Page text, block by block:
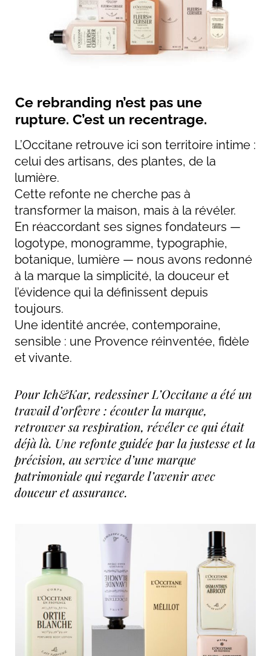
Ce rebranding n’est pas une
rupture. C’est un recentrage.
L’Occitane retrouve ici son territoire intime :
celui des artisans, des plantes, de la
lumière.
Cette refonte ne cherche pas à
transformer la maison, mais à la révéler.
En réaccordant ses signes fondateurs —
logotype, monogramme, typographie,
botanique, lumière — nous avons redonné
à la marque la simplicité, la douceur et
l’évidence qui la définissent depuis
toujours.
Une identité ancrée, contemporaine,
sensible : une Provence réinventée, fidèle
et vivante.
Pour Ich&Kar, redessiner L’Occitane a été un
travail d’orfèvre : écouter la marque,
retrouver sa respiration, révéler ce qui était
déjà là. Une refonte guidée par la justesse et la
précision, au service d’une marque
patrimoniale qui regarde l’avenir avec
douceur et assurance.